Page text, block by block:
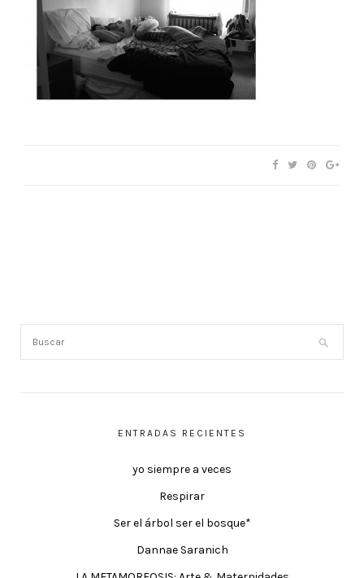
ENTRADAS RECIENTES
yo siempre a veces
Respirar
Ser el árbol ser el bosque*
Dannae Saranich